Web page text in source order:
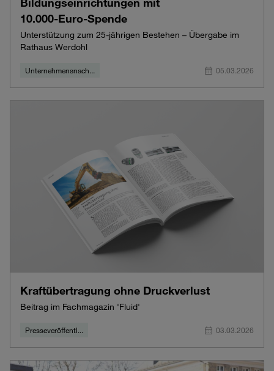
10.000‑Euro‑Spende
Unterstützung zum 25‑jährigen Bestehen – Übergabe im
Rathaus Werdohl
Unternehmensnach... 05.03.2026
Kraftübertragung ohne Druckverlust
Beitrag im Fachmagazin 'Fluid'
Presseveröffentl... 03.03.2026